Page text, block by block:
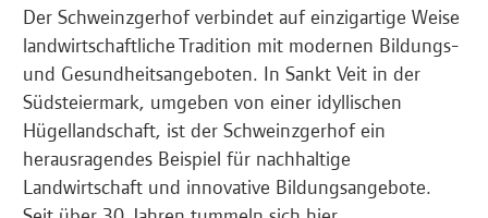
Der Schweinzgerhof verbindet auf einzigartige Weise
landwirtschaftliche Tradition mit modernen Bildungs-
und Gesundheitsangeboten. In Sankt Veit in der
Südsteiermark, umgeben von einer idyllischen
Hügellandschaft, ist der Schweinzgerhof ein
herausragendes Beispiel für nachhaltige
Landwirtschaft und innovative Bildungsangebote.